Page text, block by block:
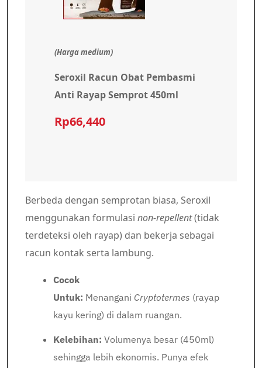
(Harga medium)
Seroxil Racun Obat Pembasmi
Anti Rayap Semprot 450ml
Rp66,440
Berbeda dengan semprotan biasa, Seroxil
menggunakan formulasi non-repellent(tidak
terdeteksi oleh rayap) dan bekerja sebagai
racun kontak serta lambung.
Cocok
Untuk: Menangani Cryptotermes (rayap
kayu kering) di dalam ruangan.
Kelebihan: Volumenya besar (450ml)
sehingga lebih ekonomis. Punya efek